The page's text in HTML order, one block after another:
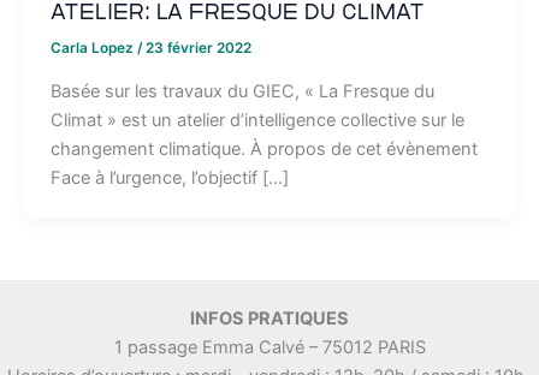
Atelier: La Fresque du Climat
Carla Lopez /23 février 2022
Basée sur les travaux du GIEC, « La Fresque du
Climat » est un atelier d’intelligence collective sur le
changement climatique. À propos de cet évènement
Face à l’urgence, l’objectif […]
INFOS PRATIQUES
1 passage Emma Calvé – 75012 PARIS